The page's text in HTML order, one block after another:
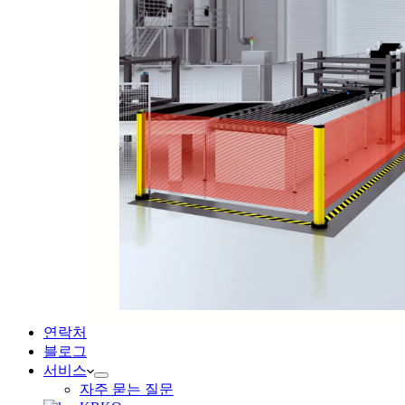
연락처
블로그
서비스
자주 묻는 질문